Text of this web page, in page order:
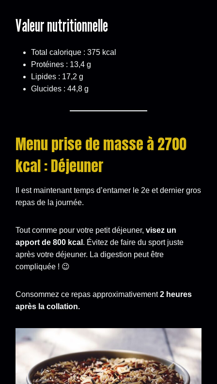
Valeur nutritionnelle
Total calorique : 375 kcal
Protéines : 13,4 g
Lipides : 17,2 g
Glucides : 44,8 g
Menu prise de masse à 2700
kcal : Déjeuner
Il est maintenant temps d’entamer le 2e et dernier gros
repas de la journée.
Tout comme pour votre petit déjeuner, visez un
apport de 800 kcal . Évitez de faire du sport juste
après votre déjeuner. La digestion peut être
compliquée ! 😉
Consommez ce repas approximativement2 heures
après la collation.